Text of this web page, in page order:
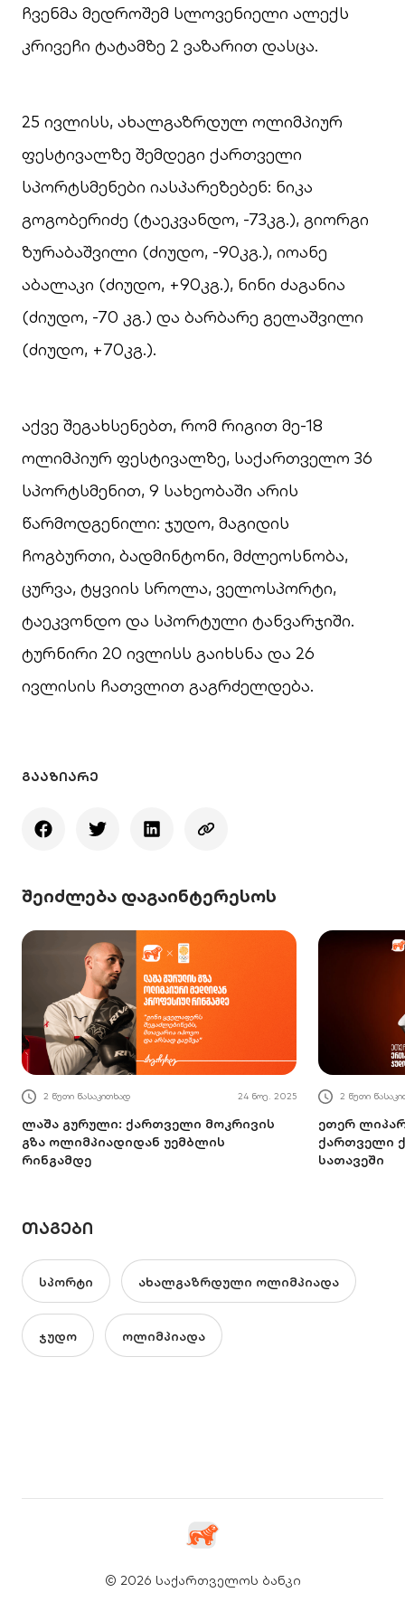
ჩვენმა მედროშემ სლოვენიელი ალექს
კრივეჩი ტატამზე 2 ვაზარით დასცა.
25 ივლისს, ახალგაზრდულ ოლიმპიურ
ფესტივალზე შემდეგი ქართველი
სპორტსმენები იასპარეზებენ: ნიკა
გოგობერიძე (ტაეკვანდო, -73კგ.), გიორგი
ზურაბაშვილი (ძიუდო, -90კგ.), იოანე
აბალაკი (ძიუდო, +90კგ.), ნინი ძაგანია
(ძიუდო, -70 კგ.) და ბარბარე გელაშვილი
(ძიუდო, +70კგ.).
აქვე შეგახსენებთ, რომ რიგით მე-18
ოლიმპიურ ფესტივალზე, საქართველო 36
სპორტსმენით, 9 სახეობაში არის
წარმოდგენილი: ჯუდო, მაგიდის
ჩოგბურთი, ბადმინტონი, მძლეოსნობა,
ცურვა, ტყვიის სროლა, ველოსპორტი,
ტაეკვონდო და სპორტული ტანვარჯიში.
ტურნირი 20 ივლისს გაიხსნა და 26
ივლისის ჩათვლით გაგრძელდება.
ᲒᲐᲐᲖᲘᲐᲠᲔ
შეიძლება დაგაინტერესოს
2 წუთი წასაკითხად 24 ნოე. 2025
ლაშა გურული: ქართველი მოკრივის
გზა ოლიმპიადიდან უემბლის
რინგამდე
2 წუთი
ეთერ
ქართველი
სათავეში
ᲗᲐᲒᲔᲑᲘ
სპორტი ახალგაზრდული ოლიმპიადა
ჯუდო ოლიმპიადა
© 2026 საქართველოს ბანკი